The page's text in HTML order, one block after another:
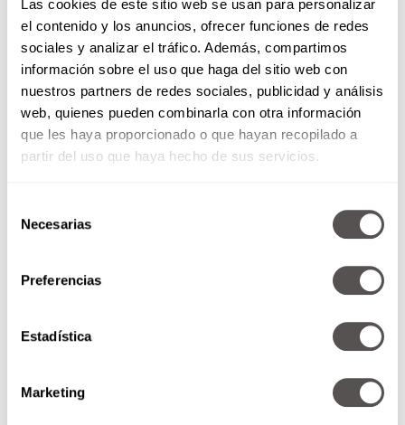
Las cookies de este sitio web se usan para personalizar
el contenido y los anuncios, ofrecer funciones de redes
sociales y analizar el tráfico. Además, compartimos
información sobre el uso que haga del sitio web con
nuestros partners de redes sociales, publicidad y análisis
web, quienes pueden combinarla con otra información
que les haya proporcionado o que hayan recopilado a
partir del uso que haya hecho de sus servicios.
Necesarias
Preferencias
Estadística
Marketing
De conducta
Timidez extrema
Desinterés por el interactuar con el entorno
Hiperactividad
Ataques de ansiedad y angustia
Hostilidad y agresividad